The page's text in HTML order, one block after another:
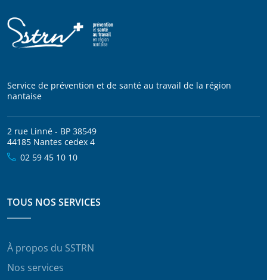
Service de prévention et de santé au travail de la région
nantaise
2 rue Linné - BP 38549
44185 Nantes cedex 4
02 59 45 10 10
TOUS NOS SERVICES
À propos du SSTRN
Nos services